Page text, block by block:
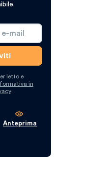
letto e
in
Anteprima